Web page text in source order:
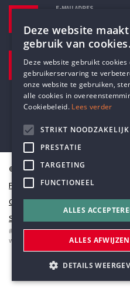
E-MAILADRES
Pottenbrug 4
Antwerpen, 2000
© Humanistisch Verbond 2026
Privacy
Cookiestatement
Sitemap
#codedwithlove byCodelines
webapplicaties
mobiele apps&
Deze website maakt
gebruik van cookies.
Deze website gebruikt cookies
gebruikerservaring te
onze website te gebruiken,
alle cookies in
Cookiebeleid. Lees verder
STRIKT NOODZAKELIJK
PRESTATIE
TARGETING
FUNCTIONEEL
ALLES
ALLES AFWIJZEN
DETAILS